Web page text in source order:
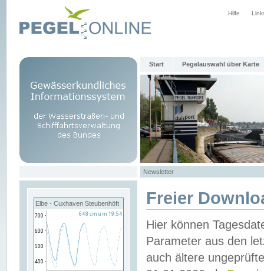
Hilfe
Start Pegelauswahl über Karte
Newsletter
Elbe - Cuxhaven Steubenhöft Freier
Hier können
Parameter aus den
auch ältere